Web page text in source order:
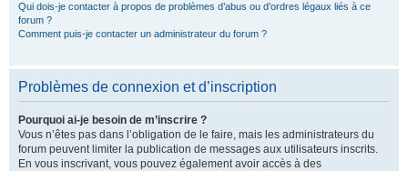
Qui dois-je contacter à propos de problèmes d’abus ou d’ordres légaux liés à ce
forum ?
Comment puis-je contacter un administrateur du forum ?
Problèmes de connexion et d’inscription
Pourquoi ai-je besoin de m’inscrire ?
Vous n’êtes pas dans l’obligation de le faire, mais les administrateurs du
forum peuvent limiter la publication de messages aux utilisateurs inscrits.
En vous inscrivant, vous pouvez également avoir accès à des